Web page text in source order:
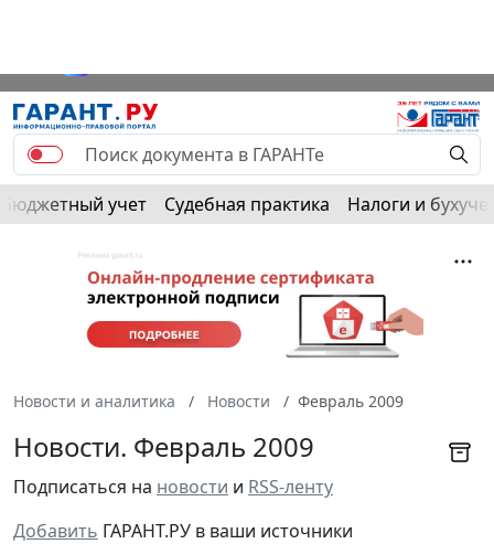
Бюджетный учет Судебная практика Налоги и
Новости и аналитика Новости Февраль 2009
Новости. Февраль 2009
Подписаться на новости и RSS-ленту
Добавить ГАРАНТ.РУ в ваши источники